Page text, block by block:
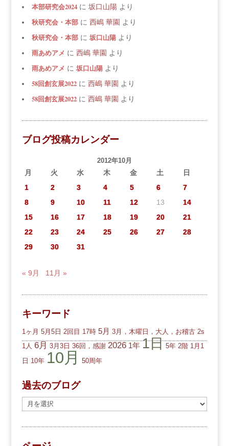
本部研究会2024に 坂口山陽より
秋研究会・本部に 西嶋 華園 より
秋研究会・本部に 坂口山陽より
雨あめアメ に 西嶋 華園 より
雨あめアメ に 坂口山陽より
58回創玄展2022に 西嶋 華園 より
58回創玄展2022に 西嶋 華園 より
ブログ投稿カレンダー
2012年10月
月 火 水 木 金 土
日
1
2 3 4 5 6
7
8
9 10 11 12 13
14
15
16 17 18 19 20
21
22
23 24 25 26 27
28
29
30 31
« 9月 11月 »
キーワード
1ヶ月 5月5日 2回目 17時 5月 3月，木曜日，大人，お稽古 2s
1人 6月 3月3日 36回，感謝 2026 1年 1日 5年 2階 1月1
日 10年 10月 50周年
過去のブログ
去
の